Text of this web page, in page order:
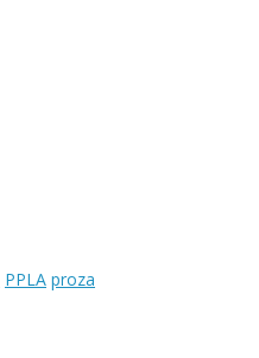
PPLA proza